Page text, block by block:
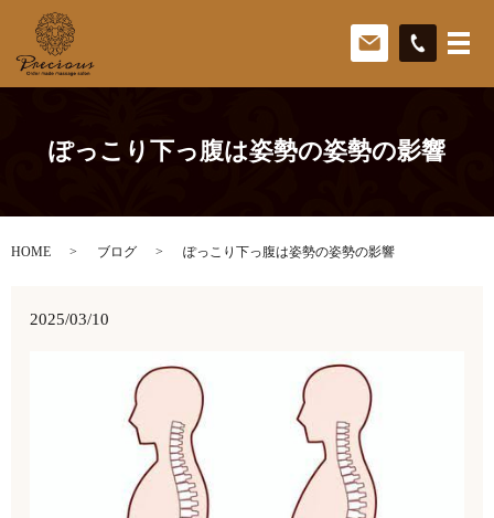
ぽっこり下っ腹は姿勢の姿勢の影響
HOME ブログ ぽっこり下っ腹は姿勢の姿勢の影響
2025/03/10